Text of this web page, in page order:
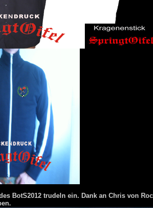
BotS2012 trudeln ein. Dank an Chris von